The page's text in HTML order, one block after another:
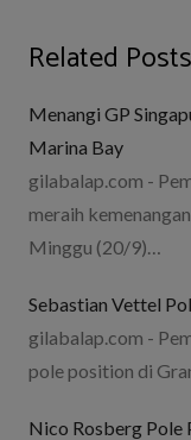
Related Posts
Menangi GP
Marina Bay
gilabalap.com -
meraih
Minggu (20/9)…
Sebastian Vettel
gilabalap.com -
pole position di
Nico Rosberg Pole